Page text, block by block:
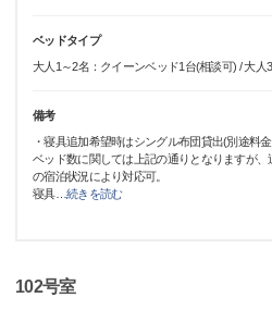
ベッドタイプ
大人1～2名：クイーンベッド1台(相談可) / 大
備考
・寝具追加希望時はシングル布団貸出(別途料
ベッド数に関しては上記の通りとなりますが
の宿泊状況により対応可。
寝具… 続きを読む
102号室